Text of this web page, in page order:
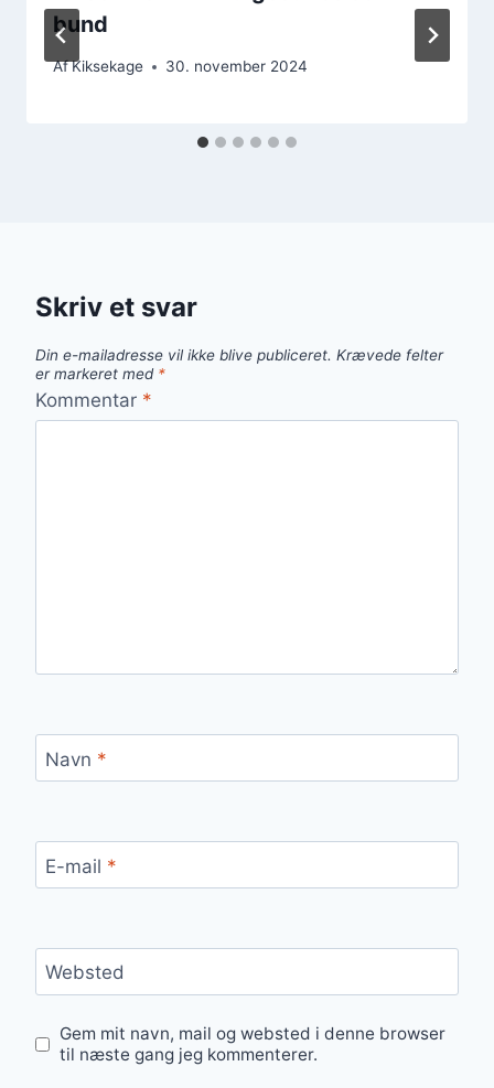
bund
AfKiksekage 30. november 2024
Skriv et svar
Din e-mailadresse vil ikke blive publiceret. Krævede felter
er markeret med *
Kommentar *
Navn *
E-mail *
Websted
Gem mit navn, mail og websted i denne browser
til næste gang jeg kommenterer.